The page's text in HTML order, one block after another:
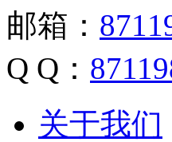
邮箱：
Q Q：
关于我们